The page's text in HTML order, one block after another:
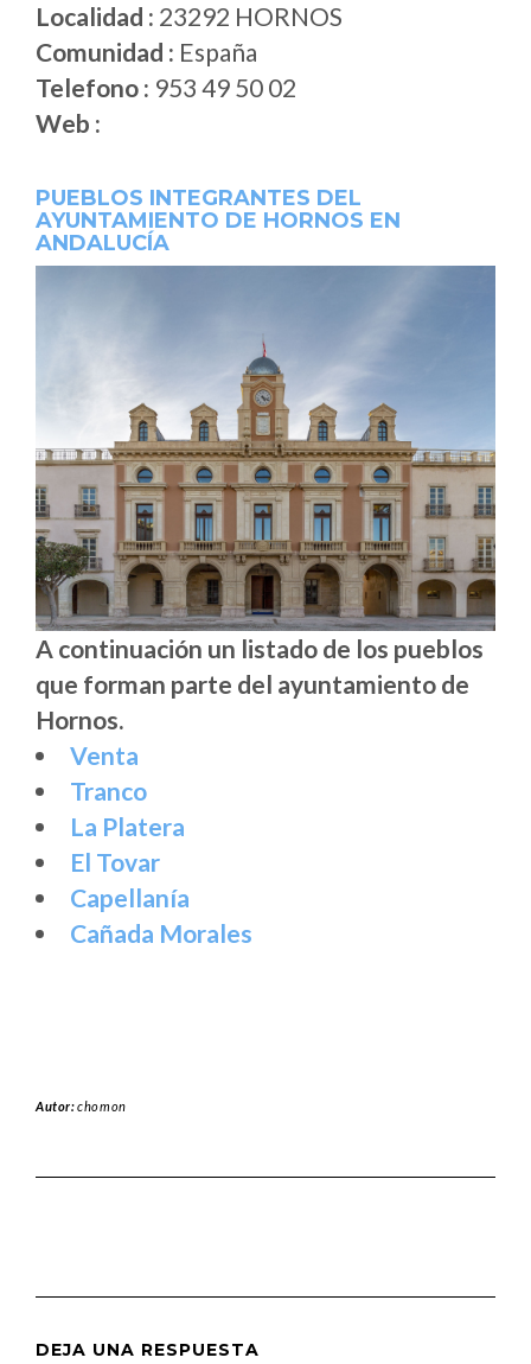
Localidad : 23292 HORNOS
Comunidad : España
Telefono : 953 49 50 02
Web :
PUEBLOS INTEGRANTES DEL
AYUNTAMIENTO DE HORNOS EN
ANDALUCÍA
A continuación un listado de los pueblos
que forman parte del ayuntamiento de
Hornos.
Venta
Tranco
La Platera
El Tovar
Capellanía
Cañada Morales
Autor:chomon
DEJA UNA RESPUESTA